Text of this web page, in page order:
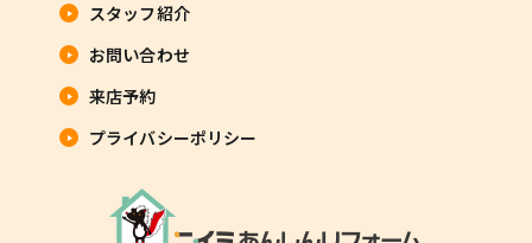
スタッフ紹介
お問い合わせ
来店予約
プライバシーポリシー